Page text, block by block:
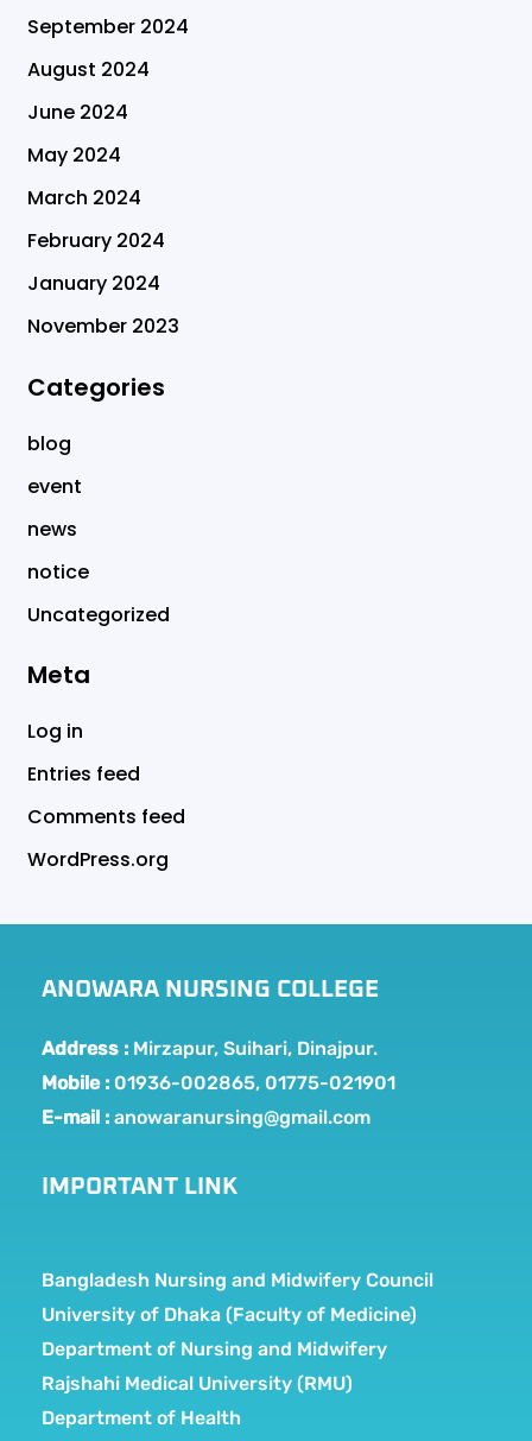
September 2024
August 2024
June 2024
May 2024
March 2024
February 2024
January 2024
November 2023
Categories
blog
event
news
notice
Uncategorized
Meta
Log in
Entries feed
Comments feed
WordPress.org
ANOWARA NURSING COLLEGE
Address : Mirzapur, Suihari, Dinajpur.
Mobile : 01936-002865, 01775-021901
E-mail : anowaranursing@gmail.com
IMPORTANT LINK
Bangladesh Nursing and Midwifery Council
University of Dhaka (Faculty of Medicine)
Department of Nursing and Midwifery
Rajshahi Medical University (RMU)
Department of Health